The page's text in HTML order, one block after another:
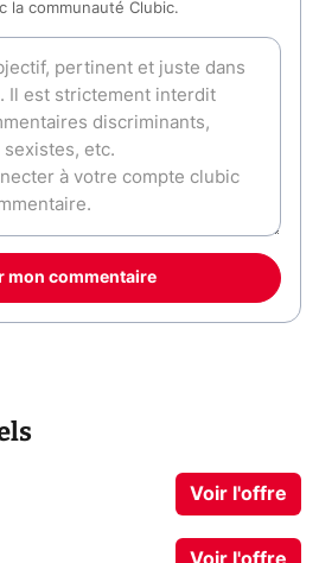
la communauté Clubic.
mon commentaire
Voir l'offre